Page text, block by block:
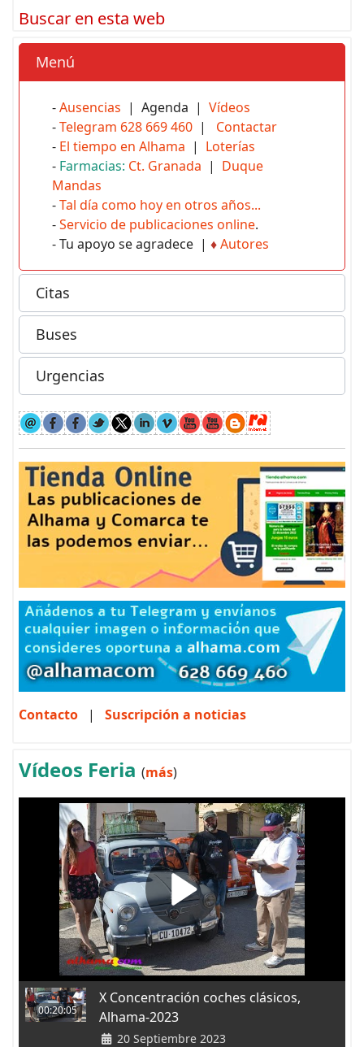
Buscar en esta web
Menú
-Ausencias | Agenda | Vídeos
-Telegram 628 669 460 | Contactar
- El tiempo en Alhama | Loterías
- Farmacias: Ct. Granada | Duque
Mandas
-Tal día como hoy en otros años...
-Servicio de publicaciones online.
- Tu apoyo se agradece | ♦Autores
Citas
Buses
Urgencias
Contacto | Suscripción a noticias
Vídeos Feria (más)
00:20:05
X Concentración coches clásicos,
Alhama-2023
20 Septiembre 2023